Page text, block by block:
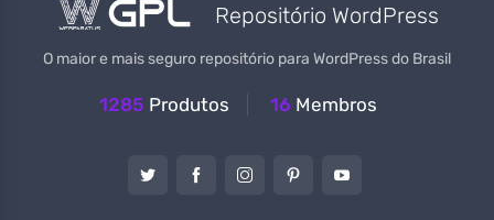
Repositório WordPress
O maior e mais seguro repositório para WordPress do Brasil
1285 Produtos 16 Membros